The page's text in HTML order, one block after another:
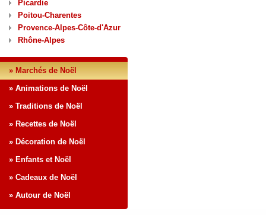
Picardie
Poitou-Charentes
Provence-Alpes-Côte-d'Azur
Rhône-Alpes
» Marchés de Noël
» Animations de Noël
» Traditions de Noël
» Recettes de Noël
» Décoration de Noël
» Enfants et Noël
» Cadeaux de Noël
» Autour de Noël